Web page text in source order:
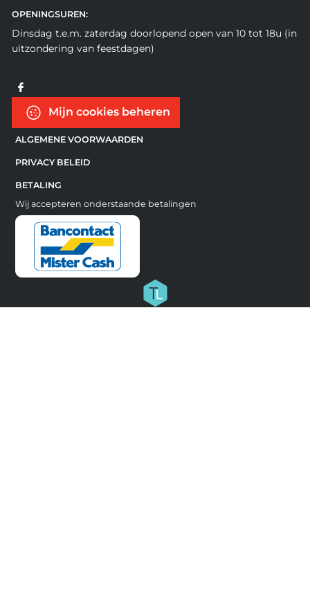
OPENINGSUREN:
Dinsdag t.e.m. zaterdag doorlopend open van 10 tot 18u (in
uitzondering van feestdagen)
Mijn cookies beheren
ALGEMENE VOORWAARDEN
PRIVACY BELEID
BETALING
Wij accepteren onderstaande betalingen